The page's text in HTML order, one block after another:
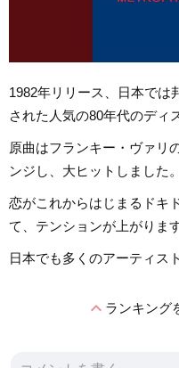
1982年リリース、日本では
された人気の80年代のディ
原曲はフランキー・ヴァリ
ンジし、大ヒットしました。
恋がこれからはじまるドキ
て、テンションが上がります
日本でも多くのアーティス
expand_lessランキング